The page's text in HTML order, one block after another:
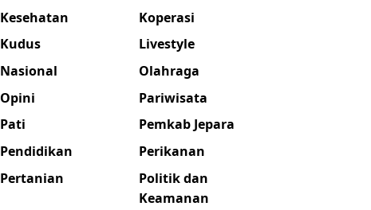
Kesehatan
Koperasi
Kudus
Livestyle
Nasional
Olahraga
Opini
Pariwisata
Pati
Pemkab Jepara
Pendidikan
Perikanan
Pertanian
Politik dan
Keamanan